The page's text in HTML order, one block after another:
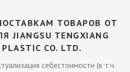
ТОВАРОВ ОТ
TENGXIANG
CO. LTD.
себестоимости (в т.ч.